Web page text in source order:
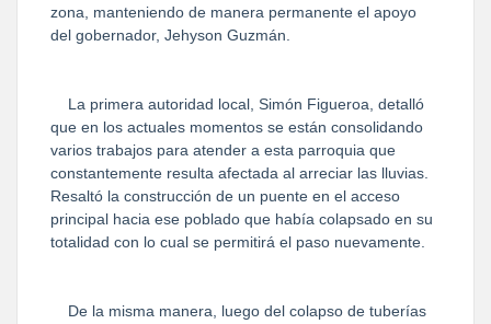
zona, manteniendo de manera permanente el apoyo
del gobernador, Jehyson Guzmán.
La primera autoridad local, Simón Figueroa, detalló
que en los actuales momentos se están consolidando
varios trabajos para atender a esta parroquia que
constantemente resulta afectada al arreciar las lluvias.
Resaltó la construcción de un puente en el acceso
principal hacia ese poblado que había colapsado en su
totalidad con lo cual se permitirá el paso nuevamente.
De la misma manera, luego del colapso de tuberías